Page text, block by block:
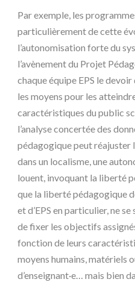
Par exemple, les
particulièrement de cette
l’autonomisation forte du
l’avènement du Projet
chaque équipe EPS le
les moyens pour les
caractéristiques du public
l’analyse concertée des
pédagogique peut réajuster
dans un localisme, une
louent, invoquant la liberté
que la liberté pédagogique
et d’EPS en particulier, ne
de fixer les objectifs
fonction de leurs
moyens humains, matériels
d’enseignant·e… mais bien